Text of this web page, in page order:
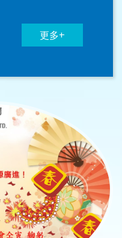
於推動業界專
特區政府推行多
更多+